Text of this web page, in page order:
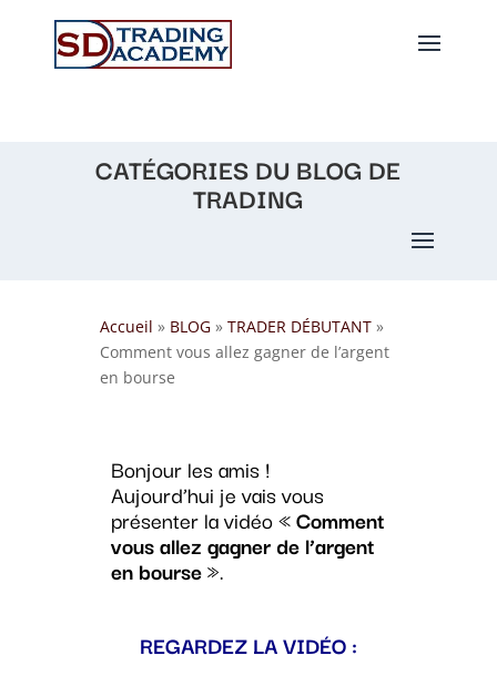
CATÉGORIES DU BLOG DE
TRADING
Accueil » BLOG» TRADER DÉBUTANT»
Comment vous allez gagner de l’argent
en bourse
Bonjour les amis !
Aujourd’hui je vais vous
présenter la vidéo «Comment
vous allez gagner de l’argent
en bourse».
REGARDEZ LA VIDÉO :